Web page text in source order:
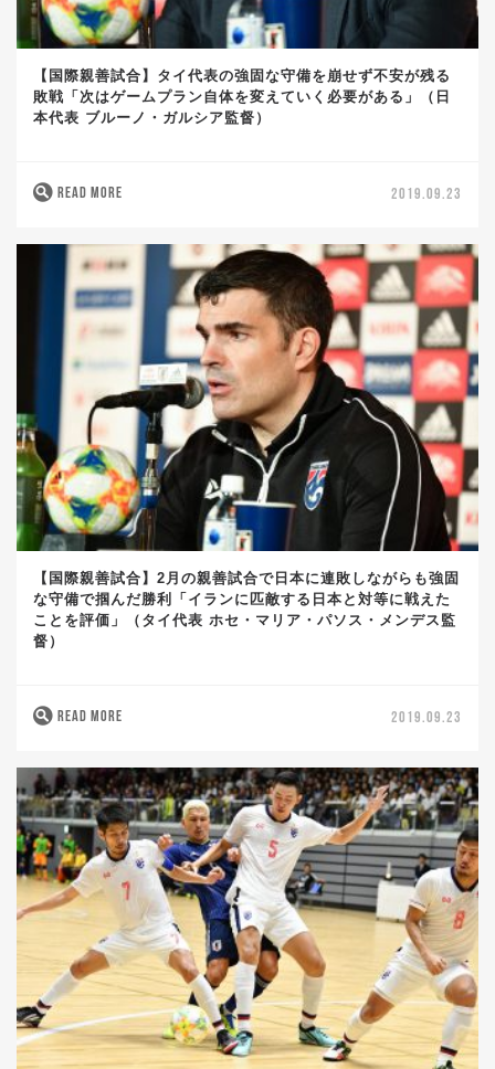
【国際親善試合】タイ代表の強固な守備を崩せず不安が残る
敗戦「次はゲームプラン自体を変えていく必要がある」（日
本代表 ブルーノ・ガルシア監督）
READ MORE 2019.09.23
【国際親善試合】2月の親善試合で日本に連敗しながらも強固
な守備で掴んだ勝利「イランに匹敵する日本と対等に戦えた
ことを評価」（タイ代表 ホセ・マリア・パソス・メンデス監
督）
READ MORE 2019.09.23